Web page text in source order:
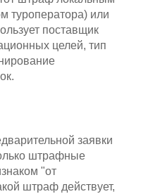
туроператора) или
поставщик
целей, тип
заявки
штрафные
"от
штраф действует,